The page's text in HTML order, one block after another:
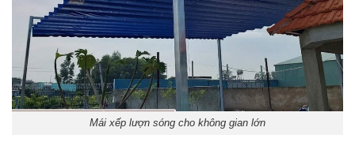
Mái xếp lượn sóng cho không gian lớn